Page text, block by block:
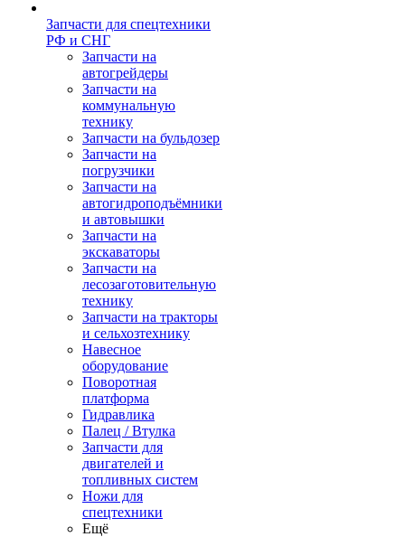
Запчасти для спецтехники
РФ и СНГ
Запчасти на
автогрейдеры
Запчасти на
коммунальную
технику
Запчасти на бульдозер
Запчасти на
погрузчики
Запчасти на
автогидроподъёмники
и автовышки
Запчасти на
экскаваторы
Запчасти на
лесозаготовительную
технику
Запчасти на тракторы
и сельхозтехнику
Навесное
оборудование
Поворотная
платформа
Гидравлика
Палец / Втулка
Запчасти для
двигателей и
топливных систем
Ножи для
спецтехники
Ещё